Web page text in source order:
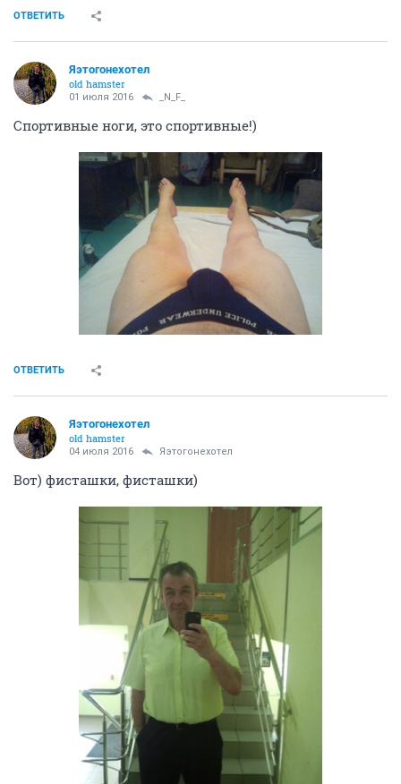
ОТВЕТИТЬ
Яэтогонехотел
old hamster
01 июля 2016 _N_F_
Спортивные ноги, это спортивные!)
ОТВЕТИТЬ
Яэтогонехотел
old hamster
04 июля 2016 Яэтогонехотел
Вот) фисташки, фисташки)